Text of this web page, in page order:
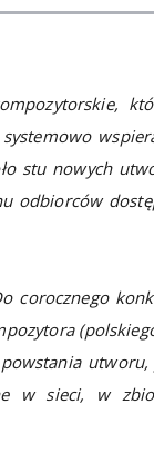
stu nowych
odbiorców
corocznego
utworu,
w sieci, w